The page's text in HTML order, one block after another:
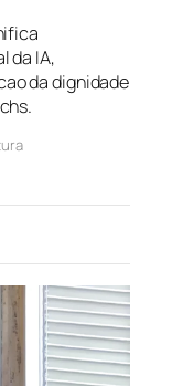
da IA,
da dignidade